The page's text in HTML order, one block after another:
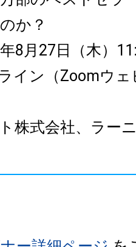
か？
8月27日（木）
イン（Zoomウェ
株式会社、ラー